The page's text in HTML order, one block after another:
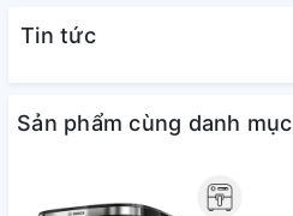
Tin tức
Sản phẩm cùng danh mục